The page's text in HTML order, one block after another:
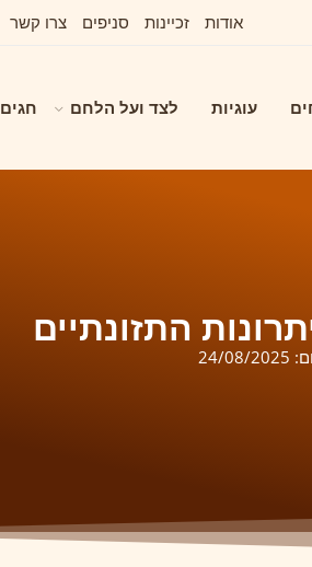
אודות זכיינות סניפים צרו קשר
עוגיות לצד ועל הלחם חגים
התזונתיים
24/08/2025